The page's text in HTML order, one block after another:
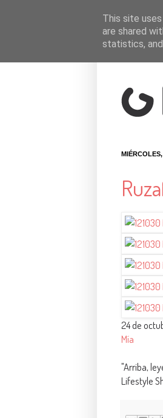
24 de
Mía
"Arriba,
Lifestyle
This site
are shared
statistics,